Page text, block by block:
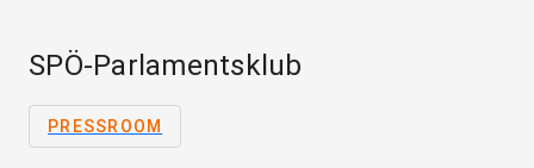
SPÖ-Parlamentsklub
PRESSROOM